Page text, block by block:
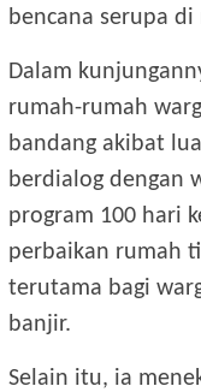
bencana serupa di
Dalam
rumah-rumah
bandang akibat
berdialog dengan
program 100 hari
perbaikan rumah
terutama bagi
banjir.
Selain itu, ia